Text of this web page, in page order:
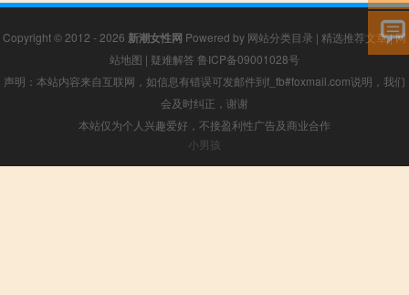
Copyright © 2012 - 2026 新潮女性网 Powered by 网站分类目录 | 精选推荐文章|网
站地图 | 疑难解答 鲁ICP备09001028号
声明：本站内容来自互联网，如信息有错误可发邮件到f_fb#foxmail.com说明，我们
会及时纠正，谢谢
本站仅为个人兴趣爱好，不接盈利性广告及商业合作
小男孩